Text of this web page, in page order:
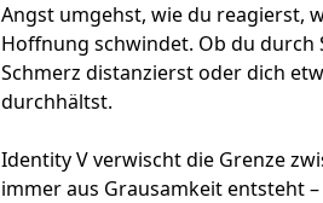
Angst umgehst, wie du reagierst,
Hoffnung schwindet. Ob du durch
Schmerz distanzierst oder dich
durchhältst.
Identity V verwischt die Grenze
immer aus Grausamkeit entsteht